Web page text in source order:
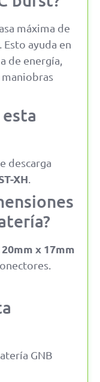
máxima de
ayuda en
de energía,
descarga
XH
20mm x 17mm
GNB